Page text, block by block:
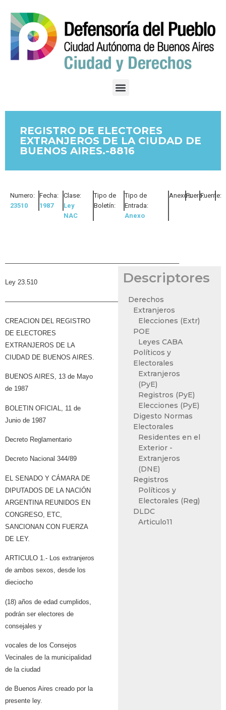
REGISTRO DE ELECTORES
EXTRANJEROS DE LA CIUDAD DE
BUENOS AIRES.-8816
Numero:
23510
Fecha:
1987
Clase:
Ley
NAC
Tipo de
Boletín:
Tipo de
Entrada:
Anexo
Anexos:Fuero:Fuente:
——————————————————————————–
Ley 23.510
——————————————————————————–
CREACION DEL REGISTRO
DE ELECTORES
EXTRANJEROS DE LA
CIUDAD DE BUENOS AIRES.
BUENOS AIRES, 13 de Mayo
de 1987
BOLETIN OFICIAL, 11 de
Junio de 1987
Decreto Reglamentario
Decreto Nacional 344/89
EL SENADO Y CÁMARA DE
DIPUTADOS DE LA NACIÓN
ARGENTINA REUNIDOS EN
CONGRESO, ETC,
SANCIONAN CON FUERZA
DE LEY.
ARTICULO 1.- Los extranjeros
de ambos sexos, desde los
dieciocho
(18) años de edad cumplidos,
podrán ser electores de
consejales y
vocales de los Consejos
Vecinales de la municipalidad
de la ciudad
de Buenos Aires creado por la
presente ley.
Descriptores
Derechos
Extranjeros
Elecciones (Extr)
POE
Leyes CABA
Políticos y
Electorales
Extranjeros
(PyE)
Registros (PyE)
Elecciones (PyE)
Digesto Normas
Electorales
Residentes en el
Exterior -
Extranjeros
(DNE)
Registros
Políticos y
Electorales (Reg)
DLDC
Articulo11